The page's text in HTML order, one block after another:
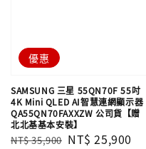
優惠
SAMSUNG 三星 55QN70F 55吋
4K Mini QLED AI智慧連網顯示器
QA55QN70FAXXZW 公司貨【贈
北北基基本安裝】
Regular
NT$ 35,900 Sale
NT$ 25,900